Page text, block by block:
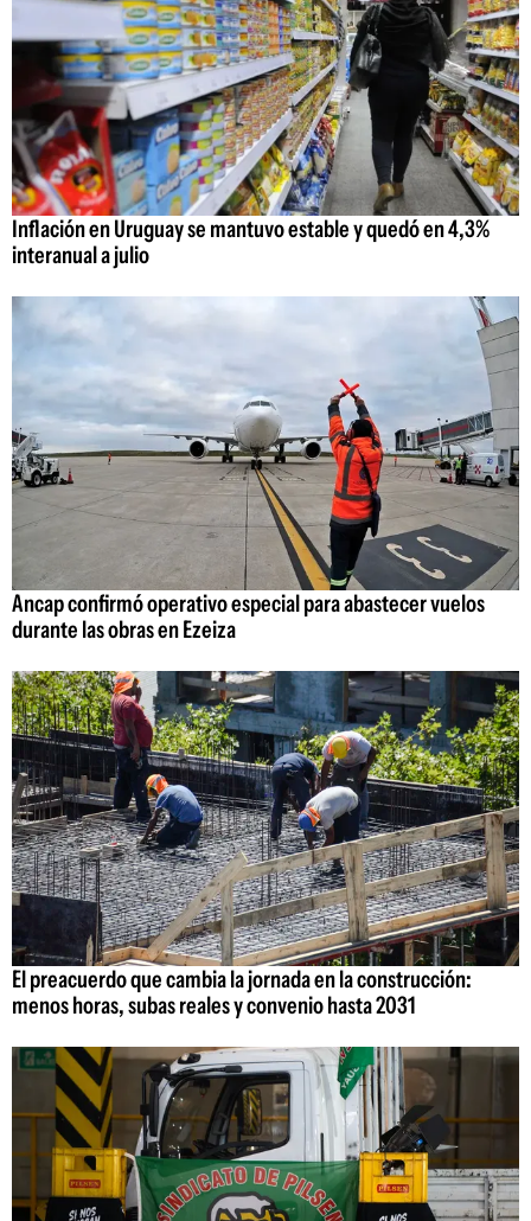
Inflación en Uruguay se mantuvo estable y quedó en 4,3%
interanual a julio
Ancap confirmó operativo especial para abastecer vuelos
durante las obras en Ezeiza
El preacuerdo que cambia la jornada en la construcción:
menos horas, subas reales y convenio hasta 2031